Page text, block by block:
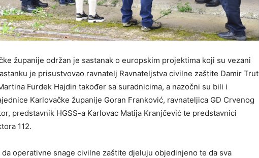
županije održan je sastanak o europskim projektima koji su vezani
je prisustvovao ravnatelj Ravnateljstva civilne zaštite Damir Trut
Furdek Hajdin također sa suradnicima, a nazočni su bili i
Karlovačke županije Goran Franković, ravnateljica GD Crvenog
predstavnik HGSS-a Karlovac Matija Kranjčević te predstavnici
112.
operativne snage civilne zaštite djeluju objedinjeno te da sva